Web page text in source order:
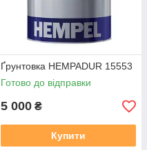
Ґрунтовка HEMPADUR 15553
Готово до відправки
5 000 ₴
Купити